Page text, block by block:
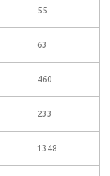
55
63
460
233
1348